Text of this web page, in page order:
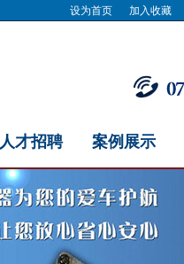
设为首页 加入收藏
人才招聘 案例展示